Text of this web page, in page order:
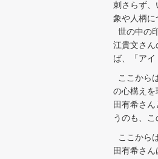
刺さらず、
象や人柄に
世の中の
江貴文さん
ば、「アイ
ここから
の心構えを
田有希さ
うのも、こ
ここから
田有希さ